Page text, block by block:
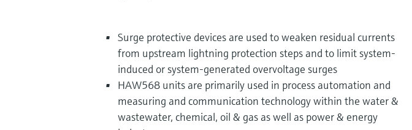
Surge protective devices are used to weaken residual currents
from upstream lightning protection steps and to limit system-
induced or system-generated overvoltage surges
HAW568 units are primarily used in process automation and
measuring and communication technology within the water &
wastewater, chemical, oil & gas as well as power & energy